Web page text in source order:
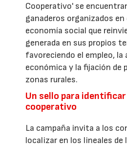
Cooperativo' se
ganaderos organizados en
economía social que
generada en sus propios
favoreciendo el empleo, la
económica y la fijación de
zonas rurales.
Un sello para
cooperativo
La campaña invita a los
localizar en los lineales de